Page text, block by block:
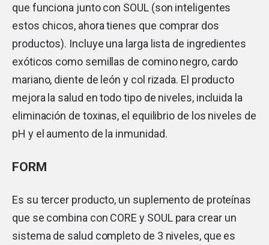
que funciona junto con SOUL (son inteligentes
estos chicos, ahora tienes que comprar dos
productos). Incluye una larga lista de ingredientes
exóticos como semillas de comino negro, cardo
mariano, diente de león y col rizada. El producto
mejora la salud en todo tipo de niveles, incluida la
eliminación de toxinas, el equilibrio de los niveles de
pH y el aumento de la inmunidad.
FORM
Es su tercer producto, un suplemento de proteínas
que se combina con CORE y SOUL para crear un
sistema de salud completo de 3 niveles, que es